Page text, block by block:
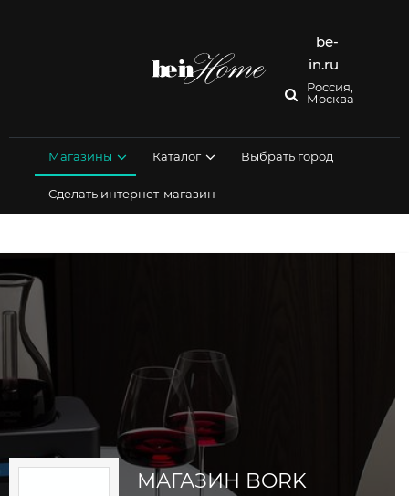
be-
in.ru
Россия,
Москва
Магазины Каталог Выбрать город
Сделать интернет-магазин
МАГАЗИН BORK